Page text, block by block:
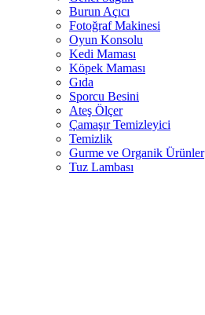
Burun Açıcı
Fotoğraf Makinesi
Oyun Konsolu
Kedi Maması
Köpek Maması
Gıda
Sporcu Besini
Ateş Ölçer
Çamaşır Temizleyici
Temizlik
Gurme ve Organik Ürünler
Tuz Lambası